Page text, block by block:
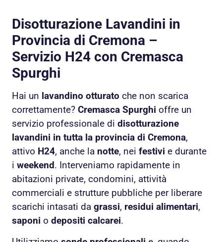
Disotturazione Lavandini in
Provincia di Cremona –
Servizio H24 con Cremasca
Spurghi
Hai un lavandino otturato che non scarica
correttamente? Cremasca Spurghi offre un
servizio professionale di disotturazione
lavandini in tutta la provincia di Cremona,
attivo H24, anche la notte, nei festivi e durante
i weekend. Interveniamo rapidamente in
abitazioni private, condomini, attività
commerciali e strutture pubbliche per liberare
scarichi intasati da grassi, residui alimentari,
saponi o depositi calcarei.